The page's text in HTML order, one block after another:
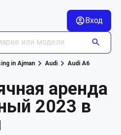
Вход
in Ajman Audi Audi A6
аренда
2023 в